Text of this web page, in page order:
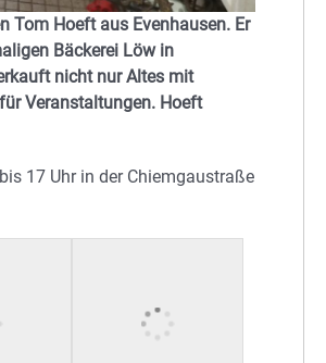
Tom Hoeft aus Evenhausen. Er
Bäckerei Löw in
nicht nur Altes mit
Veranstaltungen. Hoeft
17 Uhr in der Chiemgaustraße